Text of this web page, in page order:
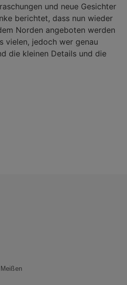
und neue Gesichter
berichtet, dass nun wieder
Norden angeboten werden
vielen, jedoch wer genau
die kleinen Details und die